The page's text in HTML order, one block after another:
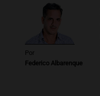
Por
Federico Albarenque